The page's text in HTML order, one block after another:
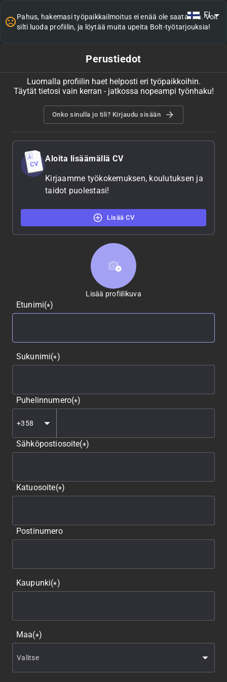
FI
Pahus, hakemasi työpaikkailmoitus ei enää ole saatavilla. Voit
silti luoda profiilin, ja löytää muita upeita Bolt-työtarjouksia!
Perustiedot
Luomalla profiilin haet helposti eri työpaikkoihin.
Täytät tietosi vain kerran - jatkossa nopeampi työnhaku!
Onko sinulla jo tili? Kirjaudu sisään
Aloita lisäämällä CV
Kirjaamme työkokemuksen, koulutuksen ja
taidot puolestasi!
Lisää CV
Lisää profiilikuva
Lisää profiilikuva
Etunimi(*)
Sukunimi(*)
Puhelinnumero(*)
Sähköpostiosoite(*)
Katuosoite(*)
Postinumero
Kaupunki(*)
Maa(*)